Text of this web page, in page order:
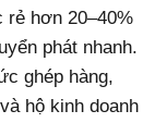
rẻ hơn 20–40%
phát nhanh.
ghép hàng,
hộ kinh doanh